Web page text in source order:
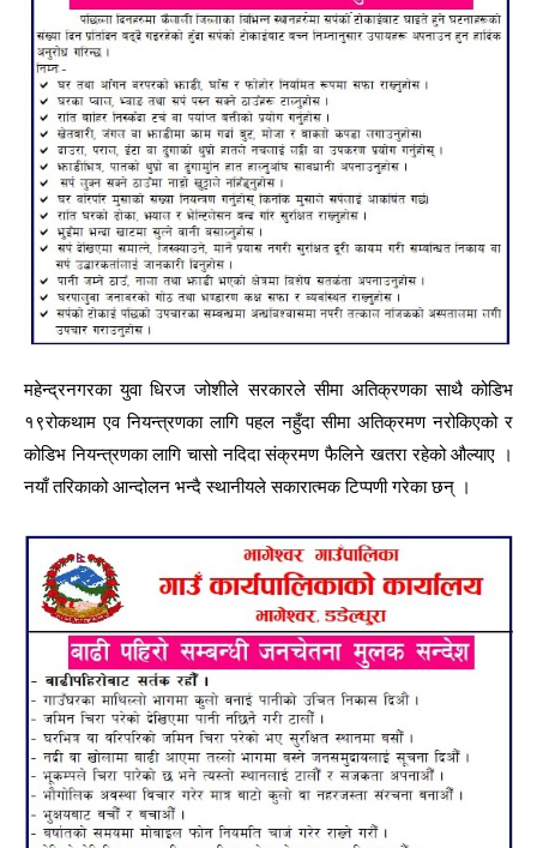
महेन्द्रनगरका युवा धिरज जोशीले सरकारले सीमा अतिक्रणका साथै कोडिभ
१९रोकथाम एव नियन्त्रणका लागि पहल नहुँदा सीमा अतिक्रमण नरोकिएको र
कोडिभ नियन्त्रणका लागि चासो नदिदा संक्रमण फैलिने खतरा रहेको औल्याए ।
नयाँ तरिकाको आन्दोलन भन्दै स्थानीयले सकारात्मक टिप्पणी गरेका छन् ।